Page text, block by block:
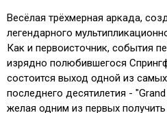
Весёлая трёхмерная аркада,
легендарного
Как и первоисточник, события
изрядно полюбившегося
состоится выход одной из
последнего десятилетия -
желая одним из первых